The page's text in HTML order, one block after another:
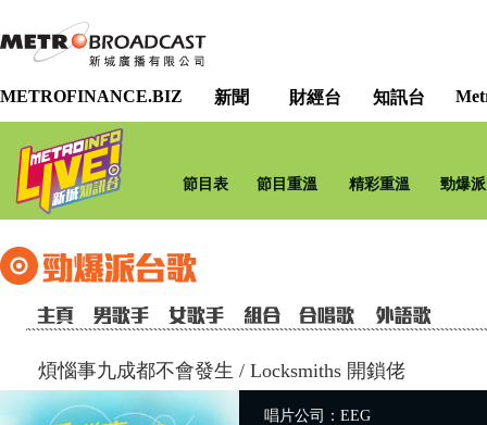
METROFINANCE.BIZ 新聞 財經台 知訊台
節目表 節目重溫 精彩重溫 勁爆
煩惱事九成都不會發生 / Locksmiths 開鎖佬
唱片公司：EEG